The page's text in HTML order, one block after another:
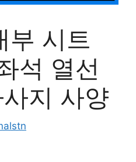
부 시트
석 열선
지 사양